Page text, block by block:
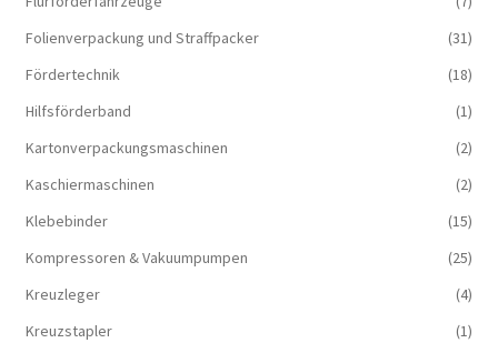
Folienverpackung und Straffpacker
(31)
Fördertechnik
(18)
Hilfsförderband
(1)
Kartonverpackungsmaschinen
(2)
Kaschiermaschinen
(2)
Klebebinder
(15)
Kompressoren & Vakuum­pumpen
(25)
Kreuzleger
(4)
Kreuzstapler
(1)